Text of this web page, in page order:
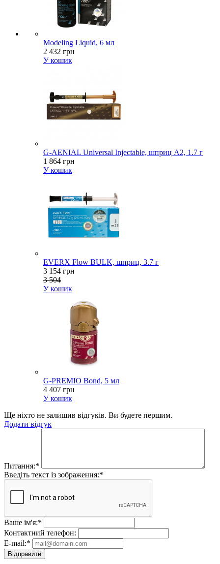
Modeling Liquid, 6 мл
2 432 грн
У кошик
G-AENIAL Universal Injectable, шприц A2, 1.7 г
1 864 грн
У кошик
EVERX Flow BULK, шприц, 3.7 г
3 154 грн
3 504
У кошик
G-PREMIO Bond, 5 мл
4 407 грн
У кошик
Ще ніхто не залишив відгуків. Ви будете першим.
Додати відгук
Питання:*
Введіть текст із зображення:*
Ваше ім'я:*
Контактний телефон:
E-mail:*
Відправити